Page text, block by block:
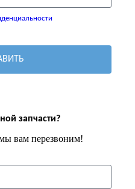
запчасти?
вам перезвоним!